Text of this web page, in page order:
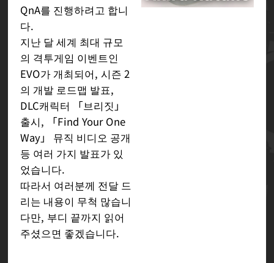
QnA를 진행하려고 합니
다.
지난 달 세계 최대 규모
의 격투게임 이벤트인
EVO가 개최되어, 시즌 2
의 개발 로드맵 발표,
DLC캐릭터 「브리짓」
출시, 「Find Your One
Way」 뮤직 비디오 공개
등 여러 가지 발표가 있
었습니다.
따라서 여러분께 전달 드
리는 내용이 무척 많습니
다만, 부디 끝까지 읽어
주셨으면 좋겠습니다.